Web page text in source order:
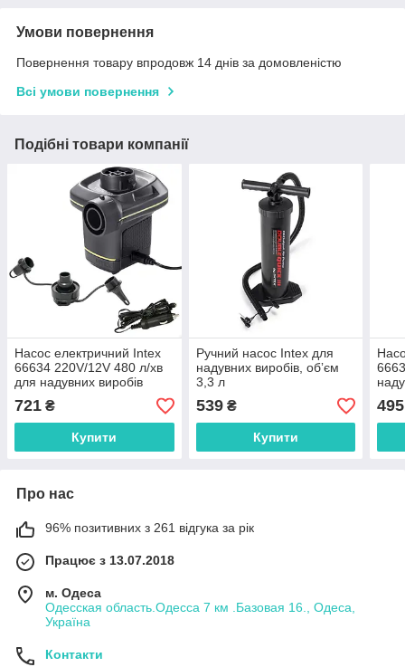
Умови повернення
Повернення товару впродовж 14 днів за домовленістю
Всі умови повернення
Подібні товари компанії
Насос електричний Intex
66634 220V/12V 480 л/хв
для надувних виробів
721 ₴
Купити
Ручний насос Intex для
надувних виробів, обʼєм
3,3 л
539₴
Купити
495
Про нас
96% позитивних з 261 відгука за рік
Працює з 13.07.2018
м. Одеса
Одесская область.Одесса 7 км .Базовая 16., Одеса,
Україна
Контакти